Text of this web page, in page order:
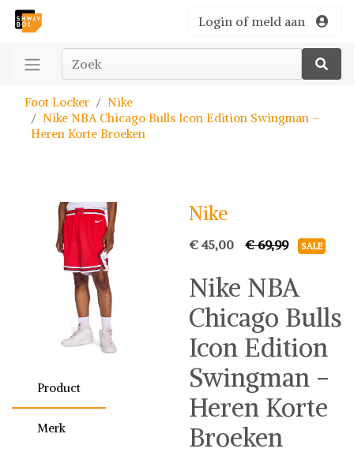
Login of meld aan
Foot Locker
Nike
Nike NBA Chicago Bulls Icon Edition Swingman -
Heren Korte Broeken
Product
Merk
Nike
€ 45,00 € 69,99 SALE
Nike NBA
Chicago Bulls
Icon Edition
Swingman -
Heren Korte
Broeken